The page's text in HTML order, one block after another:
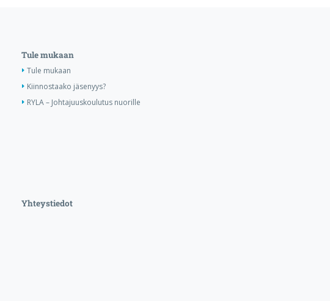
Tule mukaan
Tule mukaan
Kiinnostaako jäsenyys?
RYLA – Johtajuuskoulutus nuorille
Yhteystiedot